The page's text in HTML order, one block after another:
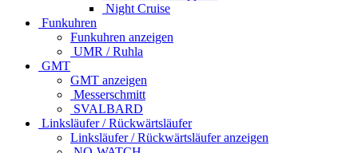
Night Cruise
Funkuhren
Funkuhren anzeigen
UMR / Ruhla
GMT
GMT anzeigen
Messerschmitt
SVALBARD
Linksläufer / Rückwärtsläufer
Linksläufer / Rückwärtsläufer anzeigen